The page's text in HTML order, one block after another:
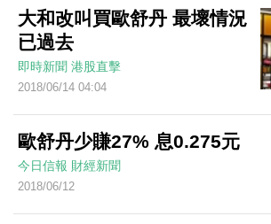
大和改叫買歐舒丹 最壞情況
已過去
即時新聞 港股直擊
2018/06/14 04:04
歐舒丹少賺27% 息0.275元
今日信報 財經新聞
2018/06/12